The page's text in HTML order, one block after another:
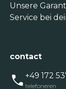
Unsere
Service bei
contact
+49 172
telefoneren